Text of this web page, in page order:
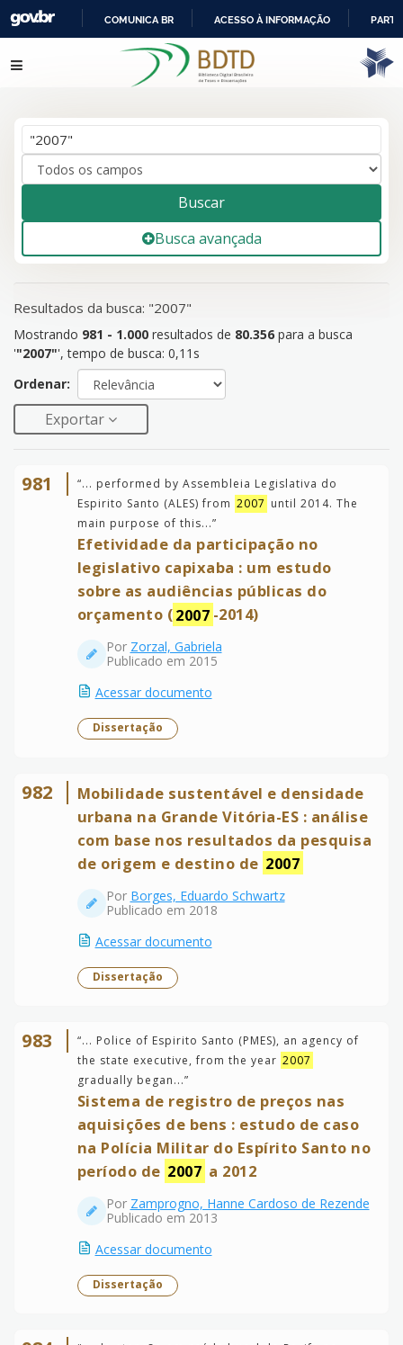
IR
PARA
COMUNICA BR ACESSO À INFORMAÇÃO
981 - 1.000resultados de80.356
"2007"
Pular para o conteúdo
Buscar
Busca avançada
Resultados da busca: "2007"
Mostrando 981 - 1.000 resultados de 80.356 para a busca
'"2007"', tempo de busca: 0,11s
Ordenar:
Exportar
981 “... performed by Assembleia Legislativa do
Espirito Santo (ALES) from 2007 until 2014. The
main purpose of this...”
Efetividade da participação no
legislativo capixaba : um estudo
sobre as audiências públicas do
orçamento (2007 -2014)
Por Zorzal, Gabriela
Publicado em 2015
Acessar documento
Dissertação
982
Mobilidade sustentável e densidade
urbana na Grande Vitória-ES : análise
com base nos resultados da pesquisa
de origem e destino de 2007
Por Borges, Eduardo Schwartz
Publicado em 2018
Acessar documento
Dissertação
983 “... Police of Espirito Santo (PMES), an agency of
the state executive, from the year 2007
gradually began...”
Sistema de registro de preços nas
aquisições de bens : estudo de caso
na Polícia Militar do Espírito Santo no
período de 2007 a 2012
Por Zamprogno, Hanne Cardoso de Rezende
Publicado em 2013
Acessar documento
Dissertação